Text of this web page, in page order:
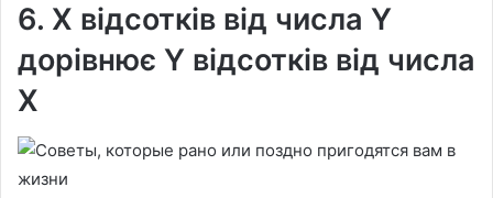
6. X відсотків від числа Y
дорівнює Y відсотків від числа
X